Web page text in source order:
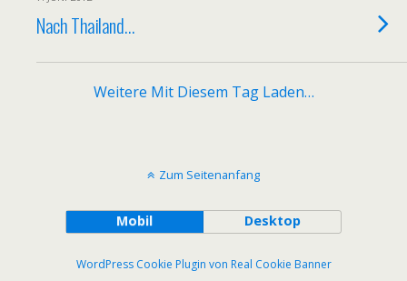
Nach Thailand…
Weitere Mit Diesem Tag Laden…
Zum Seitenanfang
Mobil Desktop
WordPress Cookie Plugin von Real Cookie Banner